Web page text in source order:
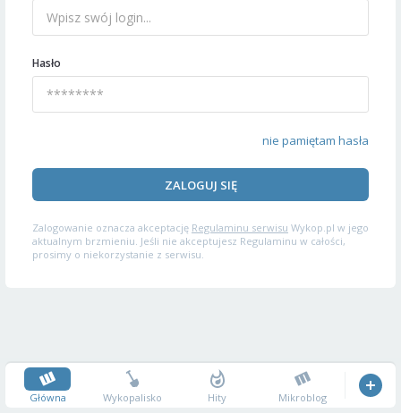
Hasło
nie pamiętam hasła
ZALOGUJ SIĘ
Zalogowanie oznacza akceptację Regulaminu serwisu Wykop.pl w jego
aktualnym brzmieniu. Jeśli nie akceptujesz Regulaminu w całości,
prosimy o niekorzystanie z serwisu.
Główna Wykopalisko Hity Mikroblog